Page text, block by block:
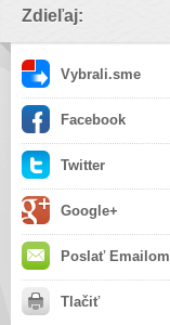
Zdieľaj:
Vybrali.sme
Facebook
Twitter
Google+
Poslať Emailom
Tlačiť